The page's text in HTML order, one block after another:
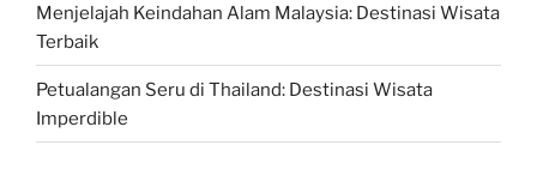
Menjelajah Keindahan Alam Malaysia: Destinasi Wisata
Terbaik
Petualangan Seru di Thailand: Destinasi Wisata
Imperdible